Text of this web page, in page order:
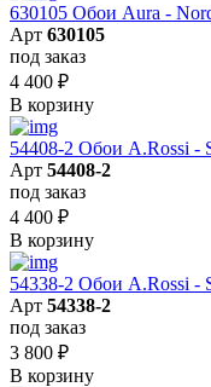
630105 Обои Aura -
Арт 630105
под заказ
4 400 ₽
В корзину
54408-2 Обои A.Rossi -
Арт 54408-2
под заказ
4 400 ₽
В корзину
54338-2 Обои A.Rossi -
Арт 54338-2
под заказ
3 800 ₽
В корзину